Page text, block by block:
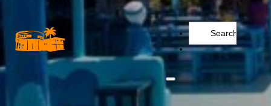
Search
...